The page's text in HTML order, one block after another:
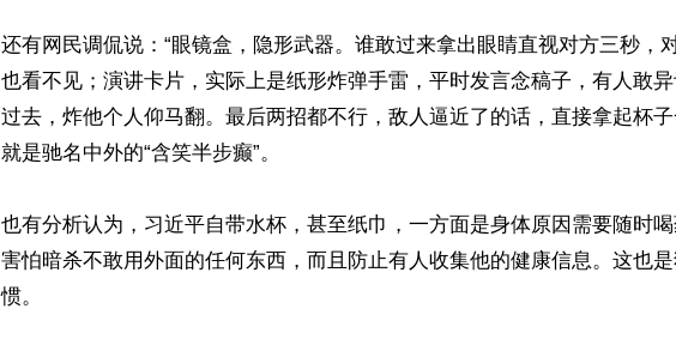
还有网民调侃说：“眼镜盒，隐形武器。谁敢过来拿出眼睛直视对方三秒，
也看不见；演讲卡片，实际上是纸形炸弹手雷，平时发言念稿子，有人敢
过去，炸他个人仰马翻。最后两招都不行，敌人逼近了的话，直接拿起杯
就是驰名中外的“含笑半步癫”。
也有分析认为，习近平自带水杯，甚至纸巾，一方面是身体原因需要随时
害怕暗杀不敢用外面的任何东西，而且防止有人收集他的健康信息。这也
惯。